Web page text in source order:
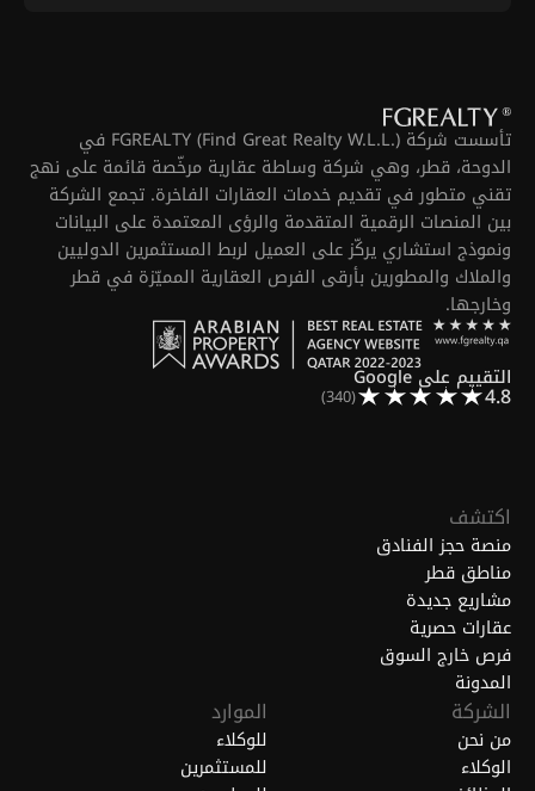
تأسست شركة FGREALTY (Find Great Realty W.L.L.) في
الدوحة، قطر، وهي شركة وساطة عقارية مرخّصة قائمة على نهج
تقني متطور في تقديم خدمات العقارات الفاخرة. تجمع الشركة
بين المنصات الرقمية المتقدمة والرؤى المعتمدة على البيانات
ونموذج استشاري يركّز على العميل لربط المستثمرين الدوليين
والملاك والمطورين بأرقى الفرص العقارية المميّزة في قطر
وخارجها.
التقييم على Google
4.8
(340)
اكتشف
منصة حجز الفنادق
مناطق قطر
مشاريع جديدة
عقارات حصرية
فرص خارج السوق
المدونة
الشركة
من نحن
الوكلاء
الموارد
للوكلاء
للمستثمرين